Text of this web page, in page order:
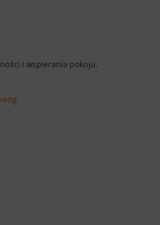
i wspierania pokoju.